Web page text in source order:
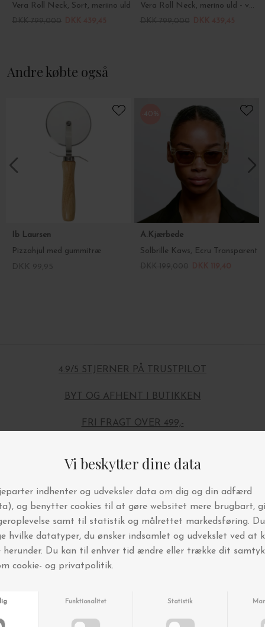
Vera Roll Neck, Sort, meriino uld
Vera Roll Neck, merino uld - vælg farve
Andre købte også
Ib Laursen
Pizzahjul med gummitræ
-40%
A.Kjærbede
Solbrille Kaws, Ecru Transparent
4.9/5 STJERNER PÅ TRUSTPILOT
BYT OG AFHENT I BUTIKKEN
FRI FRAGT OVER 499,-
Andre købte også
-45%